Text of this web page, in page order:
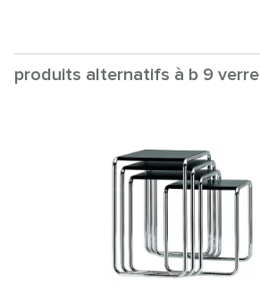
produits alternatifs à b 9 verre